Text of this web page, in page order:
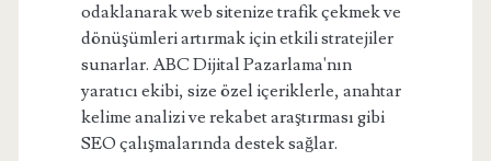
odaklanarak web sitenize trafik çekmek ve
dönüşümleri artırmak için etkili stratejiler
sunarlar. ABC Dijital Pazarlama'nın
yaratıcı ekibi, size özel içeriklerle, anahtar
kelime analizi ve rekabet araştırması gibi
SEO çalışmalarında destek sağlar.